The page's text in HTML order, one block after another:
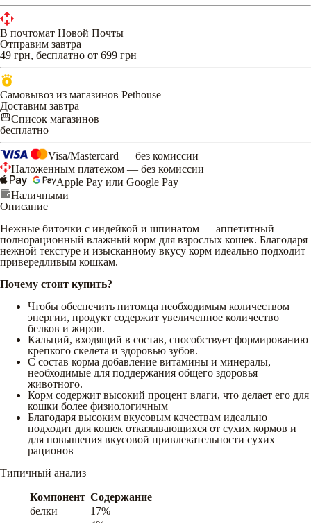
В почтомат Новой Почты
Отправим завтра
49 грн, бесплатно от 699 грн
Самовывоз из магазинов Pethouse
Доставим завтра
Список магазинов
бесплатно
Visa/Mastercard — без комиссии
Наложенным платежом — без комиссии
Apple Pay или Google Pay
Наличными
Описание
Нежные биточки с индейкой и шпинатом — аппетитный
полнорационный влажный корм для взрослых кошек. Благодаря
нежной текстуре и изысканному вкусу корм идеально подходит
привередливым кошкам.
Почему стоит купить?
Чтобы обеспечить питомца необходимым количеством
энергии, продукт содержит увеличенное количество
белков и жиров.
Кальций, входящий в состав, способствует формированию
крепкого скелета и здоровью зубов.
С состав корма добавление витамины и минералы,
необходимые для поддержания общего здоровья
животного.
Корм содержит высокий процент влаги, что делает его для
кошки более физиологичным
Благодаря высоким вкусовым качествам идеально
подходит для кошек отказывающихся от сухих кормов и
для повышения вкусовой привлекательности сухих
рационов
Типичный анализ
Компонент Содержание
белки
17%